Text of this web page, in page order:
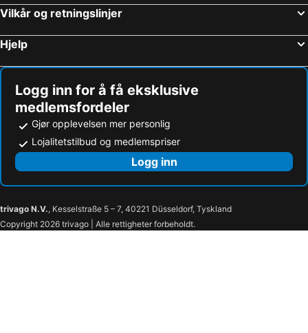
Bodø, Nordland Hotell
Vilkår og retningslinjer
Hjelp
Logg inn for å få eksklusive
medlemsfordeler
Gjør opplevelsen mer personlig
Lojalitetstilbud og medlemspriser
Logg inn
trivago N.V., Kesselstraße 5 – 7, 40221 Düsseldorf, Tyskland
Copyright 2026 trivago | Alle rettigheter forbeholdt.